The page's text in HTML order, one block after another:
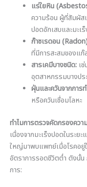
แร่ใยหิน
ความร้อน ผู้ที่สัมผัส
ปอดอักเสบและมะเ
ก๊าซเรดอน
ที่มีการสะสมของแก๊
สารเคมีบางชนิด:เช่
อุตสาหกรรมบางปร
ฝุ่นและควันจากการ
หรือควันเชื่อมโลหะ
ทำไมการตรวจคัดกรองคว
เนื่องจากมะเร็งปอดในระย
ใหญ่มาพบแพทย์เมื่อโรคอยู่
อัตราการรอดชีวิตต่ำ ดังนั้
การ: